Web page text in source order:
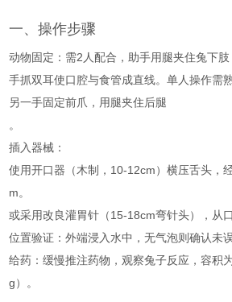
一、操作步骤
动物固定 ：需2人配合，助手用腿夹住兔下
手抓双耳使口腔与食管成直线。单人操作需
另一手固定前爪，用腿夹住后腿
。
插入器械 ‌：
使用开口器（木制，10-12cm）横压舌头，
m。
或采用改良灌胃针（15-18cm弯针头），从
位置验证 ：外端浸入水中，无气泡则确认未
给药 ：缓慢推注药物，观察兔子反应，容积
g）
。